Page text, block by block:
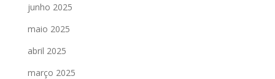
junho 2025
maio 2025
abril 2025
março 2025